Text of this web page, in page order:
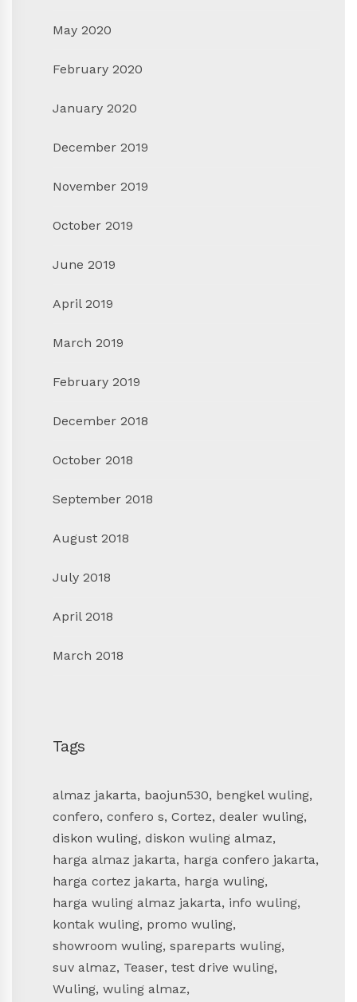
May 2020
February 2020
January 2020
December 2019
November 2019
October 2019
June 2019
April 2019
March 2019
February 2019
December 2018
October 2018
September 2018
August 2018
July 2018
April 2018
March 2018
Tags
almaz jakarta, baojun530, bengkel wuling,
confero, confero s, Cortez, dealer wuling,
diskon wuling, diskon wuling almaz,
harga almaz jakarta, harga confero jakarta,
harga cortez jakarta, harga wuling,
harga wuling almaz jakarta, info wuling,
kontak wuling, promo wuling,
showroom wuling, spareparts wuling,
suv almaz, Teaser, test drive wuling,
Wuling, wuling almaz,